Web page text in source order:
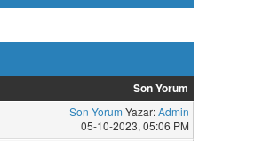
Son Yorum
Son Yorum Yazar:Admin
05-10-2023, 05:06 PM